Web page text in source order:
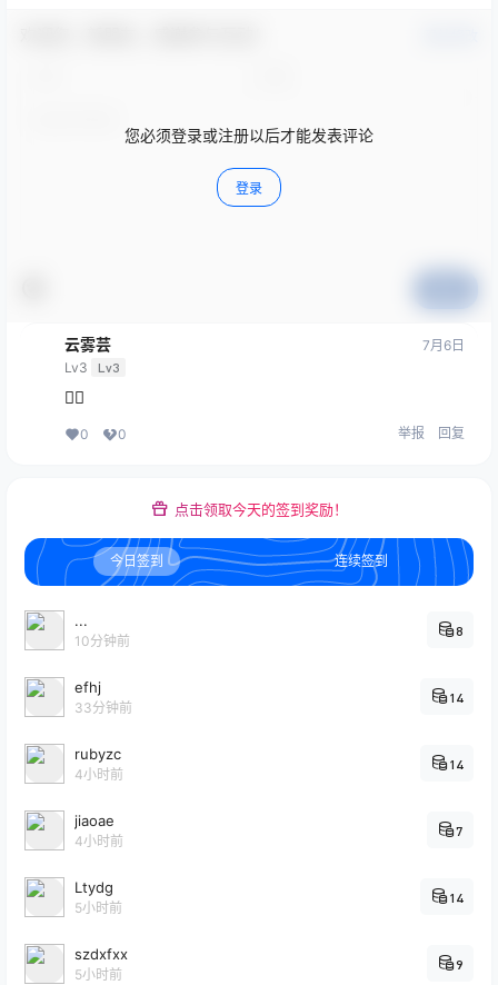
您必须登录或注册以后才能发表评论
登录
云雾芸
Lv3 Lv3
7月6日
👍🏻
0 0 举报 回复
点击领取今天的签到奖励！
今日签到 连续签到
...
10分钟前
8
efhj
33分钟前
14
rubyzc
4小时前
14
jiaoae
4小时前
7
Ltydg
5小时前
14
szdxfxx
5小时前
9